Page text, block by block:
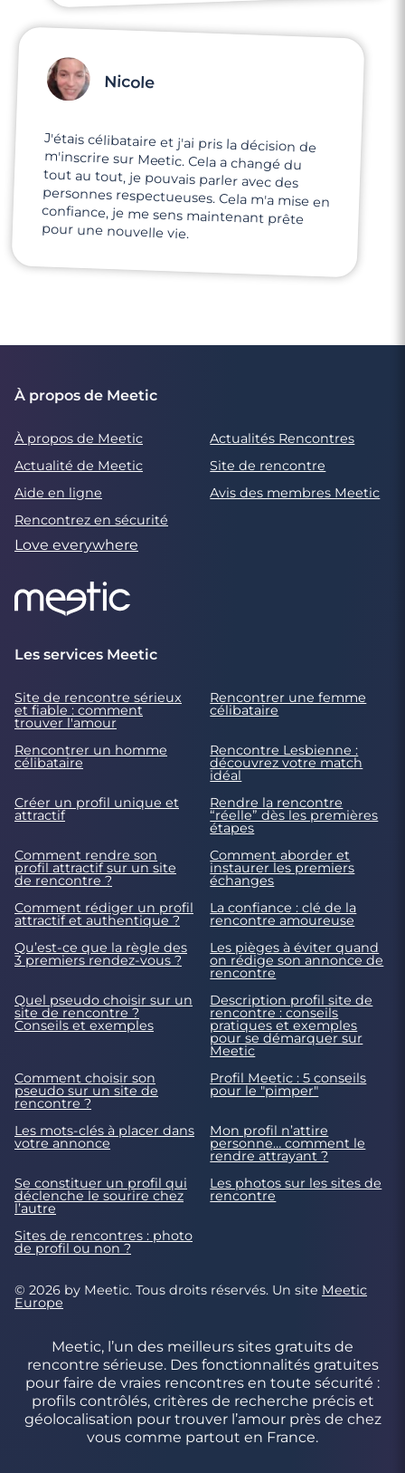
Nicole
J'étais célibataire et j'ai pris la décision de
m'inscrire sur Meetic. Cela a changé du
tout au tout, je pouvais parler avec des
personnes respectueuses. Cela m'a mise en
confiance, je me sens maintenant prête
pour une nouvelle vie.
À propos de Meetic
À propos de Meetic
Actualités Rencontres
Actualité de Meetic
Site de rencontre
Aide en ligne
Avis des membres Meetic
Rencontrez en sécurité
Love everywhere
Les services Meetic
Site de rencontre sérieux
et fiable : comment
trouver l'amour
Rencontrer une femme
célibataire
Rencontrer un homme
célibataire
Rencontre Lesbienne :
découvrez votre match
idéal
Créer un profil unique et
attractif
Rendre la rencontre
“réelle” dès les premières
étapes
Comment rendre son
profil attractif sur un site
de rencontre ?
Comment aborder et
instaurer les premiers
échanges
Comment rédiger un profil
attractif et authentique ?
La confiance : clé de la
rencontre amoureuse
Qu’est-ce que la règle des
3 premiers rendez-vous ?
Les pièges à éviter quand
on rédige son annonce de
rencontre
Quel pseudo choisir sur un
site de rencontre ?
Conseils et exemples
Description profil site de
rencontre : conseils
pratiques et exemples
pour se démarquer sur
Meetic
Comment choisir son
pseudo sur un site de
rencontre ?
Profil Meetic : 5 conseils
pour le "pimper"
Les mots-clés à placer dans
votre annonce
Mon profil n’attire
personne… comment le
rendre attrayant ?
Se constituer un profil qui
déclenche le sourire chez
l’autre
Les photos sur les sites de
rencontre
Sites de rencontres : photo
de profil ou non ?
© 2026 by Meetic. Tous droits réservés. Un site Meetic
Europe
Meetic, l’un des meilleurs sites gratuits de
rencontre sérieuse. Des fonctionnalités gratuites
pour faire de vraies rencontres en toute sécurité :
profils contrôlés, critères de recherche précis et
géolocalisation pour trouver l’amour près de chez
vous comme partout en France.